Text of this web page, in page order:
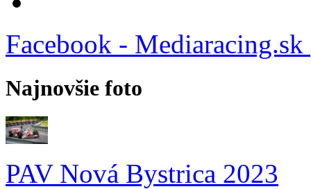
Facebook - Mediaracing.sk
Najnovšie foto
PAV Nová Bystrica 2023